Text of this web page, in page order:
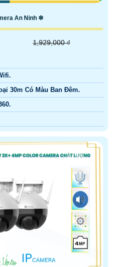
An Ninh ❇
1,929,000 ₫
30m Có Màu Ban Ðêm.